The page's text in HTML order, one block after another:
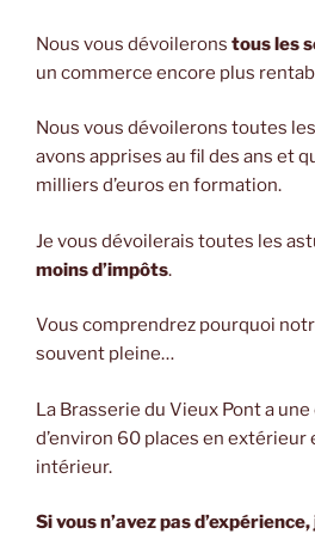
Nous vous dévoilerons tous les
un commerce encore plus
Nous vous dévoilerons toutes
avons apprises au fil des ans et
milliers d’euros en formation.
Je vous dévoilerais toutes les
moins d’impôts.
Vous comprendrez pourquoi
souvent pleine…
La Brasserie du Vieux Pont a
d’environ 60 places en extérieur
intérieur.
Si vous n’avez pas